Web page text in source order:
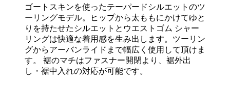
ゴートスキンを使ったテーパードシルエットのツ
ーリングモデル。ヒップから太ももにかけてゆと
りを持たせたシルエットとウエストゴム シャー
リングは快適な着用感を生み出します。ツーリン
グからアーバンライドまで幅広く使用して頂けま
す。 裾のマチはファスナー開閉より、裾外出
し・裾中入れの対応が可能です。